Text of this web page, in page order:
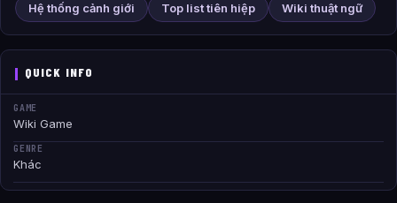
Hệ thống cảnh giới
Top list tiên hiệp Wiki thuật ngữ
QUICK INFO
GAME
Wiki Game
GENRE
Khác